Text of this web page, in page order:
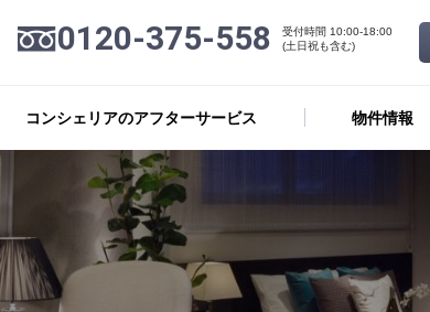
0120-375-558
受付時間 10:00-18:00
(土日祝も含む)
コンシェリアのアフターサービス 物件情報